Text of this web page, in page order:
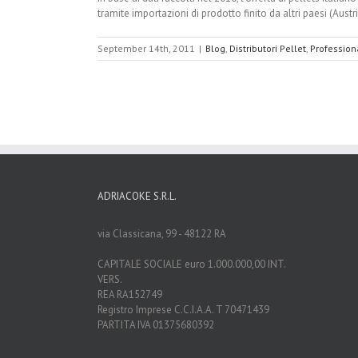
tramite importazioni di prodotto finito da altri paesi
September 14th, 2011 | Blog Distributori Pellet
ADRIACOKE S.R.L.
via Classicana, 99 - 48122 RA
CAPITALE SOCIALE euro 1.000.000,00 INT.
VERS.
REA RA152749
Registro Imprese C.C.I.A.A. T 70471439
PARTITA IVA 01375680392